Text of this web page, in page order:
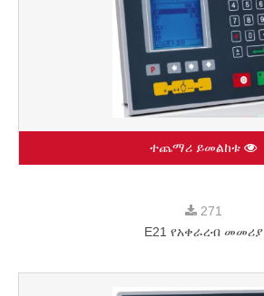
ተጨማሪ ይመልከቱ
271
E21 የአቀራረብ መመሪያ